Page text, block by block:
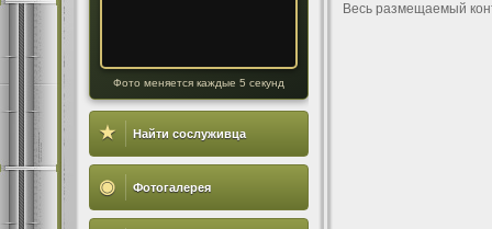
Фото меняется каждые 5 секунд
★ Найти сослуживца
◉ Фотогалерея
Весь размещаемый